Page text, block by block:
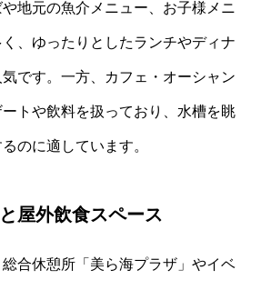
地元の魚介メニュー、お子様メニ
、ゆったりとしたランチやディナ
です。一方、カフェ・オーシャン
トや飲料を扱っており、水槽を眺
のに適しています。
屋外飲食スペース
合休憩所「美ら海プラザ」やイベ